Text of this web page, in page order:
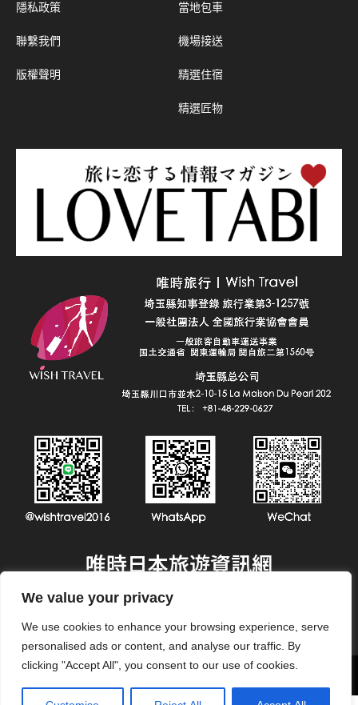
We value your privacy
We use cookies to enhance your browsing experience, serve
personalised ads or content, and analyse our traffic. By
clicking "Accept All", you consent to our use of cookies.
隱私政策
聯繫我們
版權聲明
當地包車
機場接送
精選住宿
精選匠物
唯時日本旅遊資訊網